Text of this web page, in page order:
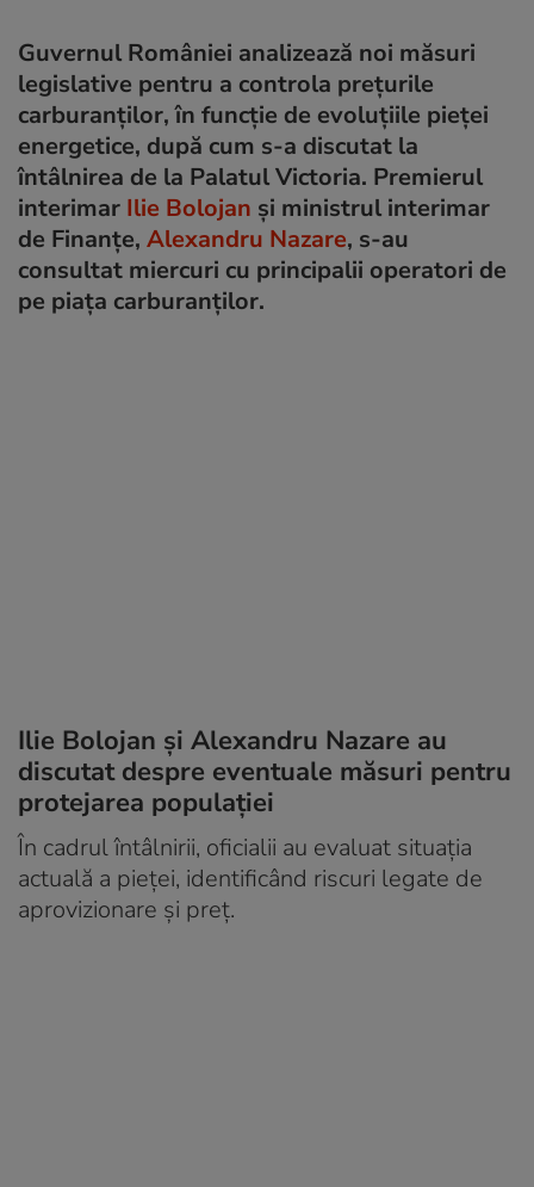
Guvernul României analizează noi măsuri
legislative pentru a controla prețurile
carburanților, în funcție de evoluțiile pieței
energetice, după cum s-a discutat la
întâlnirea de la Palatul Victoria. Premierul
interimar Ilie Bolojan și ministrul interimar
de Finanțe, Alexandru Nazare, s-au
consultat miercuri cu principalii operatori de
pe piața carburanților.
Ilie Bolojan și Alexandru Nazare au
discutat despre eventuale măsuri pentru
protejarea populației
În cadrul întâlnirii, oficialii au evaluat situația
actuală a pieței, identificând riscuri legate de
aprovizionare și preț.